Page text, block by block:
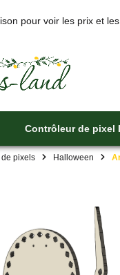
pour voir les prix et
Contrôleur de pixel
pixels Halloween